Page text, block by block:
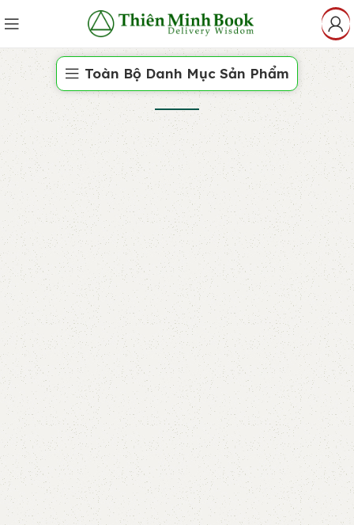
Toàn Bộ Danh Mục Sản Phẩm